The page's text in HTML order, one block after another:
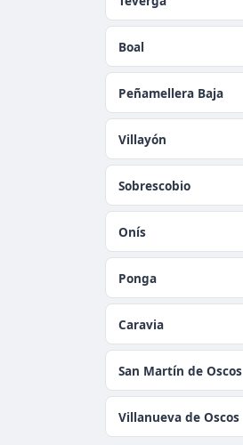
Boal
Peñamellera Baja
Villayón
Sobrescobio
Onís
Ponga
Caravia
San Martín de Oscos
Villanueva de Oscos